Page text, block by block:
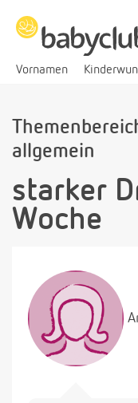
Vornamen
allgemein
starker
Woche